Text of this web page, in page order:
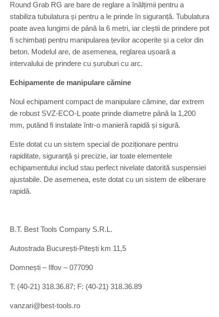
Round Grab RG are bare de reglare a înălțimii pentru a
stabiliza tubulatura și pentru a le prinde în siguranță. Tubulatura
poate avea lungimi de până la 6 metri, iar cleștii de prindere pot
fi schimbați pentru manipularea țevilor acoperite și a celor din
beton. Modelul are, de asemenea, reglarea ușoară a
intervalului de prindere cu șuruburi cu arc.
Echipamente de manipulare cămine
Noul echipament compact de manipulare cămine, dar extrem
de robust SVZ-ECO-L poate prinde diametre până la 1,200
mm, putând fi instalate într-o manieră rapidă și sigură.
Este dotat cu un sistem special de poziționare pentru
rapiditate, siguranță și precizie, iar toate elementele
echipamentului includ stau perfect nivelate datorită suspensiei
ajustabile. De asemenea, este dotat cu un sistem de eliberare
rapidă.
B.T. Best Tools Company S.R.L.
Autostrada București-Pitești km 11,5
Domnești – Ilfov – 077090
T: (40-21) 318.36.87; F: (40-21) 318.36.89
vanzari@best-tools.ro